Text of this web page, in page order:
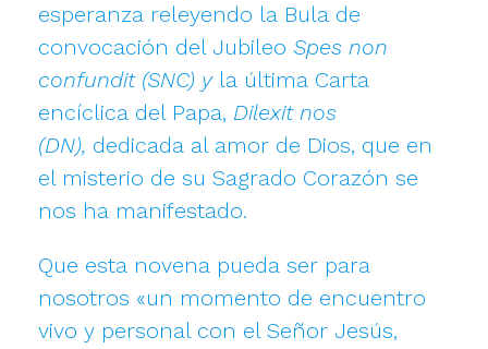
esperanza releyendo la Bula de
convocación del Jubileo Spes non
confundit (SNC) y la última Carta
encíclica del Papa, Dilexit nos
(DN), dedicada al amor de Dios, que en
el misterio de su Sagrado Corazón se
nos ha manifestado.
Que esta novena pueda ser para
nosotros «un momento de encuentro
vivo y personal con el Señor Jesús,